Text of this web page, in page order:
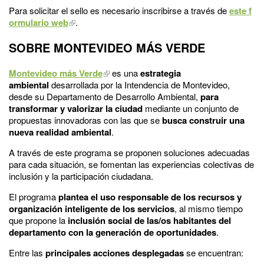
Para solicitar el sello es necesario inscribirse a través deeste f
ormulario web
.
SOBRE MONTEVIDEO MÁS VERDE
Montevideo más Verde es unaestrategia
ambiental desarrollada por la Intendencia de Montevideo,
desde su Departamento de Desarrollo Ambiental, para
transformar y valorizar la ciudad mediante un conjunto de
propuestas innovadoras con las que sebusca construir una
nueva realidad ambiental.
A través de este programa se proponen soluciones adecuadas
para cada situación, se fomentan las experiencias colectivas de
inclusión y la participación ciudadana.
El programaplantea el uso responsable de los recursos y
organización inteligente de los servicios, al mismo tiempo
que propone la inclusión social de las/os habitantes del
departamento con la generación de oportunidades.
Entre las principales acciones desplegadasse encuentran: